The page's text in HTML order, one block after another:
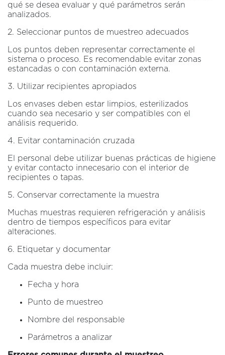
qué se desea evaluar y qué parámetros serán
analizados.
2. Seleccionar puntos de muestreo adecuados
Los puntos deben representar correctamente el
sistema o proceso. Es recomendable evitar zonas
estancadas o con contaminación externa.
3. Utilizar recipientes apropiados
Los envases deben estar limpios, esterilizados
cuando sea necesario y ser compatibles con el
análisis requerido.
4. Evitar contaminación cruzada
El personal debe utilizar buenas prácticas de higiene
y evitar contacto innecesario con el interior de
recipientes o tapas.
5. Conservar correctamente la muestra
Muchas muestras requieren refrigeración y análisis
dentro de tiempos específicos para evitar
alteraciones.
6. Etiquetar y documentar
Cada muestra debe incluir:
Fecha y hora
Punto de muestreo
Nombre del responsable
Parámetros a analizar